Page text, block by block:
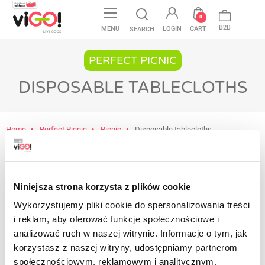
Niniejsza strona korzysta z plików cookie
Wykorzystujemy pliki cookie do spersonalizowania treści
i reklam, aby oferować funkcje społecznościowe i
analizować ruch w naszej witrynie. Informacje o tym, jak
korzystasz z naszej witryny, udostępniamy partnerom
społecznościowym, reklamowym i analitycznym.
MENU SEARCH LOGIN CART
0
B2B
PERFECT PICNIC
DISPOSABLE TABLECLOTHS
Home Perfect Picnic Picnic Disposable tablecloths
Stay tuned! More products will be shown here
as they are added.
Contact